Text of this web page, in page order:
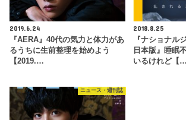
2019.6.24
『AERA』40代の気力と体力があ
るうちに生前整理を始めよう
【2019.…
2018.8.25
『ナショナル
日本版』睡眠
いるけれど【…
ニュース・週刊誌